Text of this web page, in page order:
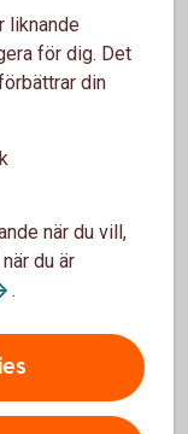
skatt, så
och
i år ändrades
tar ut den
liknande
för dig. Det
din
när du vill,
du är
.